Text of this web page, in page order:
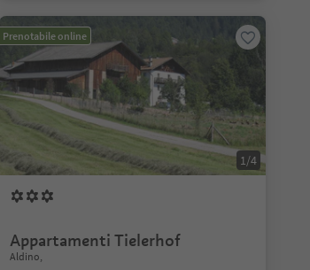
Prenotabile online
1/4
Appartamenti Tielerhof
Aldino,